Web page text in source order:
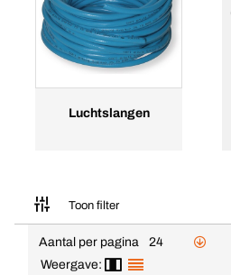
Luchtslangen
Toon filter
Aantal per pagina
24
Weergave: